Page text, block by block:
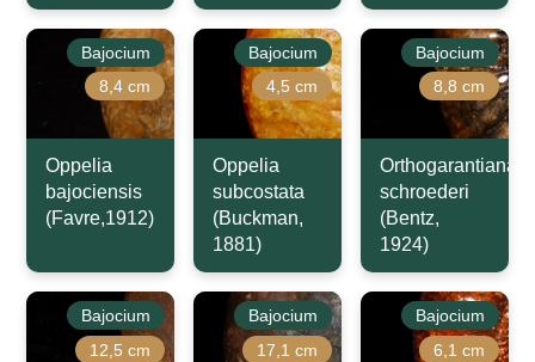
Bajocium
8,4 cm
Oppelia
bajociensis
(Favre,1912)
Bajocium
4,5 cm
Oppelia
subcostata
(Buckman,
1881)
Bajocium
8,8 cm
Orthogarantiana
schroederi
(Bentz,
1924)
Bajocium
12,5 cm
Bajocium
17,1 cm
Bajocium
6,1 cm